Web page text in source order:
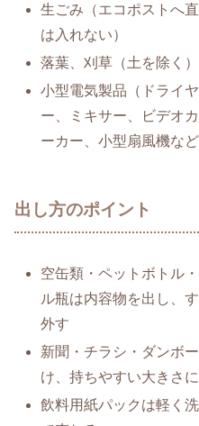
生ごみ（エコポストへ
は入れない）
落葉、刈草（土を除く）
小型電気製品（ドライ
ー、ミキサー、ビデオ
ーカー、小型扇風機な
出し方のポイント
空缶類・ペットボトル
ル瓶は内容物を出し、
外す
新聞・チラシ・ダンボ
け、持ちやすい大きさ
飲料用紙パックは軽く